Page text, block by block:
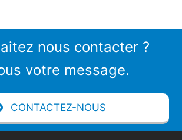
nous contacter ?
votre message.
CONTACTEZ-NOUS